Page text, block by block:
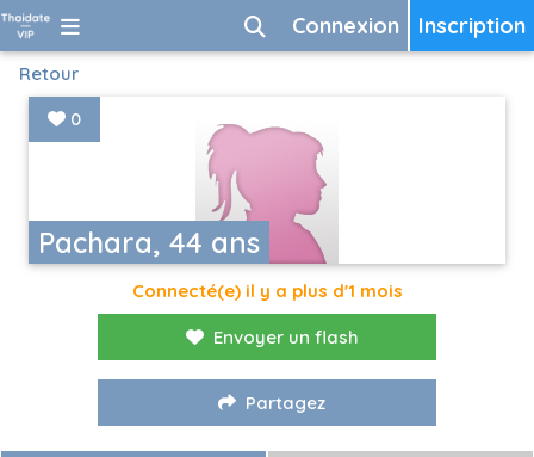
Inscription
Connexion
Retour
Pachara, 44 ans
0
Connecté(e) il y a plus d'1 mois
Envoyer un flash
Partagez